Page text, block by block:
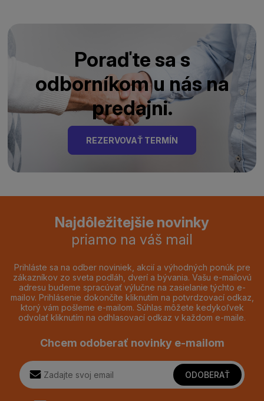
Poraďte sa s
odborníkom u nás na
predajni.
REZERVOVAŤ TERMÍN
Najdôležitejšie novinky
priamo na váš mail
Prihláste sa na odber noviniek, akcií a výhodných ponúk pre
zákazníkov zo sveta podláh, dverí a bývania. Vašu e-mailovú
adresu budeme spracúvať výlučne na zasielanie týchto e-
mailov. Prihlásenie dokončíte kliknutím na potvrdzovací odkaz,
ktorý vám pošleme e-mailom. Súhlas môžete kedykoľvek
odvolať kliknutím na odhlasovací odkaz v každom e-maile.
Chcem odoberať novinky e-mailom
ODOBERAŤ